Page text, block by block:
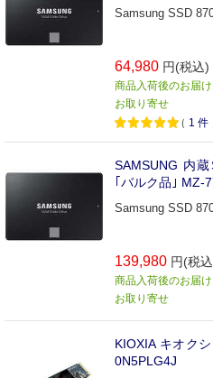
Samsung SSD
64,980 円(税込)
商品入荷後のお届
お取り寄せ
（ 1 件
SAMSUNG 内
｢バルク品｣ MZ-
Samsung SSD
139,980 円(税
商品入荷後のお届
お取り寄せ
KIOXIA キオク
0N5PLG4J